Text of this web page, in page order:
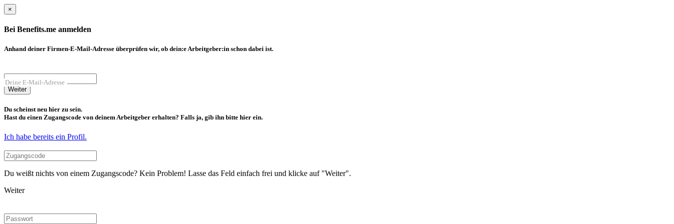
×
Bei Benefits.me anmelden
Anhand deiner Firmen-E-Mail-Adresse überprüfen wir, ob dein:e Arbeitgeber:in schon dabei ist.
Deine E-Mail-Adresse
Weiter
Du scheinst neu hier zu sein.
Hast du einen Zugangscode von deinem Arbeitgeber erhalten? Falls ja, gib ihn bitte hier ein.
Ich habe bereits ein Profil.
Du weißt nichts von einem Zugangscode? Kein Problem! Lasse das Feld einfach frei und klicke auf "Weiter".
Weiter